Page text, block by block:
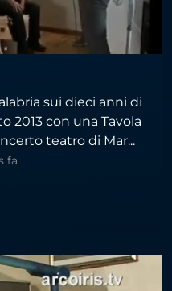
sui dieci anni di
2013 con una Tavola
teatro di Mar...
fa